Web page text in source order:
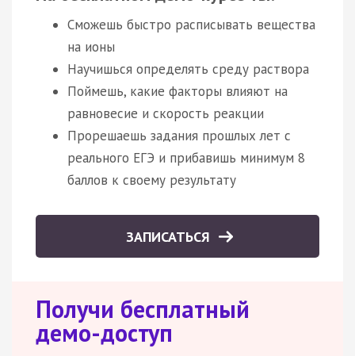
Сможешь быстро расписывать вещества
на ионы
Научишься определять среду раствора
Поймешь, какие факторы влияют на
равновесие и скорость реакции
Прорешаешь задания прошлых лет с
реального ЕГЭ и прибавишь минимум 8
баллов к своему результату
ЗАПИСАТЬСЯ
Получи бесплатный
демо-доступ